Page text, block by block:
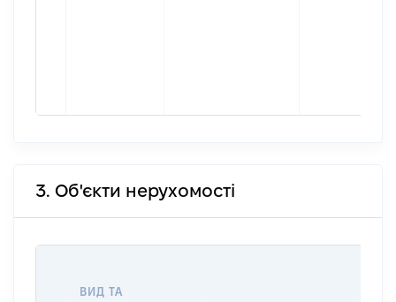
3. Об'єкти нерухомості
ВИД ТА